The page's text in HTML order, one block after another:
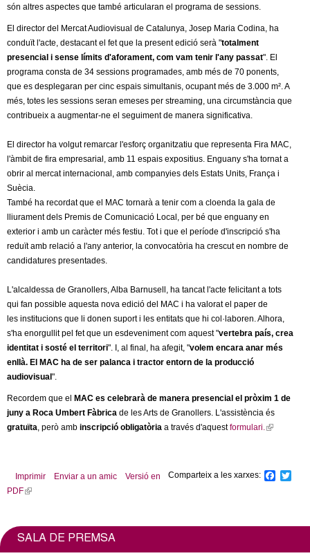
són altres aspectes que també articularan el programa de sessions.
El director del Mercat Audiovisual de Catalunya, Josep Maria Codina, ha
conduït l'acte, destacant el fet que la present edició serà "totalment
presencial i sense límits d'aforament, com vam tenir l'any passat". El
programa consta de 34 sessions programades, amb més de 70 ponents,
que es desplegaran per cinc espais simultanis, ocupant més de 3.000 m². A
més, totes les sessions seran emeses per streaming, una circumstància que
contribueix a augmentar-ne el seguiment de manera significativa.
El director ha volgut remarcar l'esforç organitzatiu que representa Fira MAC,
l'àmbit de fira empresarial, amb 11 espais expositius. Enguany s'ha tornat a
obrir al mercat internacional, amb companyies dels Estats Units, França i
Suècia.
També ha recordat que el MAC tornarà a tenir com a cloenda la gala de
lliurament dels Premis de Comunicació Local, per bé que enguany en
exterior i amb un caràcter més festiu. Tot i que el període d'inscripció s'ha
reduït amb relació a l'any anterior, la convocatòria ha crescut en nombre de
candidatures presentades.
L'alcaldessa de Granollers, Alba Barnusell, ha tancat l'acte felicitant a tots
qui fan possible aquesta nova edició del MAC i ha valorat el paper de
les institucions que li donen suport i les entitats que hi col·laboren. Alhora,
s'ha enorgullit pel fet que un esdeveniment com aquest "vertebra país, crea
identitat i sosté el territori". I, al final, ha afegit, "volem encara anar més
enllà. El MAC ha de ser palanca i tractor entorn de la producció
audiovisual ".
Recordem que el
MAC es celebrarà de manera presencial el pròxim 1 de
juny a Roca Umbert Fàbrica de les Arts de Granollers. L'assistència és
gratuïta, però amb inscripció obligatòria a través d'aquestformulari.(
n
e
Comparteix a les xarxes:
k
Imprimir Enviar a un amic
Versió en
PDF(
n
SALA DE PREMSA